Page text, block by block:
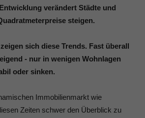
verändert Städte und
steigen.
sich diese Trends. Fast überall
- nur in wenigen Wohnlagen
oder sinken.
Immobilienmarkt wie
Zeiten schwer den Überblick zu